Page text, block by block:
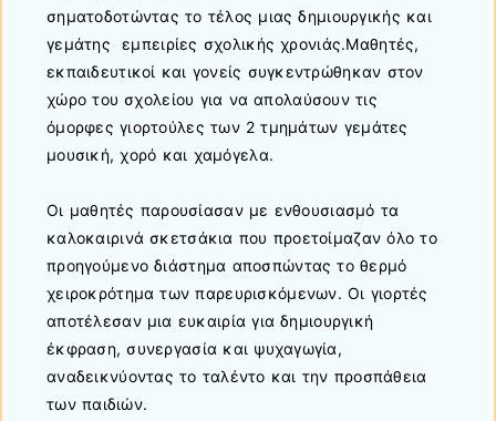
σηματοδοτώντας το τέλος μιας δημιουργικής και
γεμάτης εμπειρίες σχολικής χρονιάς.Μαθητές,
εκπαιδευτικοί και γονείς συγκεντρώθηκαν στον
χώρο του σχολείου για να απολαύσουν τις
όμορφες γιορτούλες των 2 τμημάτων γεμάτες
μουσική, χορό και χαμόγελα.
Οι μαθητές παρουσίασαν με ενθουσιασμό τα
καλοκαιρινά σκετσάκια που προετοίμαζαν όλο το
προηγούμενο διάστημα αποσπώντας το θερμό
χειροκρότημα των παρευρισκόμενων. Οι γιορτές
αποτέλεσαν μια ευκαιρία για δημιουργική
έκφραση, συνεργασία και ψυχαγωγία,
αναδεικνύοντας το ταλέντο και την προσπάθεια
των παιδιών.